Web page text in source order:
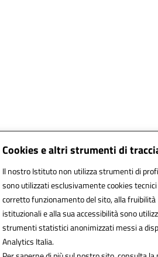
Cookies e altri strumenti di
Il nostro Istituto non utilizza strumenti di
sono utilizzati esclusivamente cookies
corretto funzionamento del sito, alla
istituzionali e alla sua accessibilità sono
strumenti statistici anonimizzati messi a
Analytics Italia.